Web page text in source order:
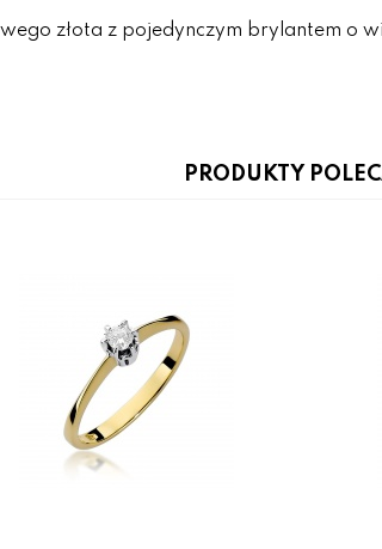
złota z pojedynczym brylantem o
PRODUKTY